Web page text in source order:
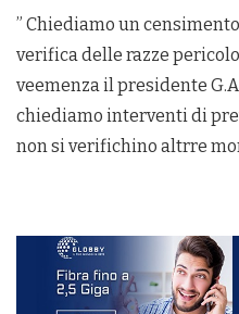
” Chiediamo un
verifica delle razze
veemenza il presidente
chiediamo interventi di
non si verifichino altrre